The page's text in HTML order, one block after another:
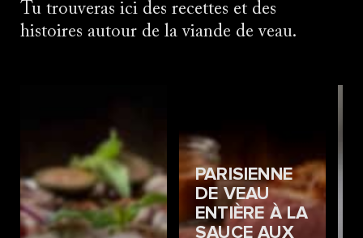
Tu trouveras ici des recettes et des
histoires autour de la viande de veau.
PARISIENNE
DE VEAU
ENTIÈRE À LA
SAUCE AUX